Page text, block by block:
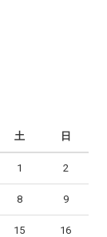
土 日
1 2
8 9
15 16